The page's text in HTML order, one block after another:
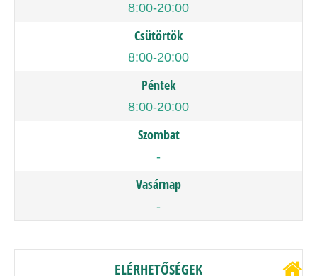
8:00-20:00
Csütörtök
8:00-20:00
Péntek
8:00-20:00
Szombat
-
Vasárnap
-
ELÉRHETŐSÉGEK